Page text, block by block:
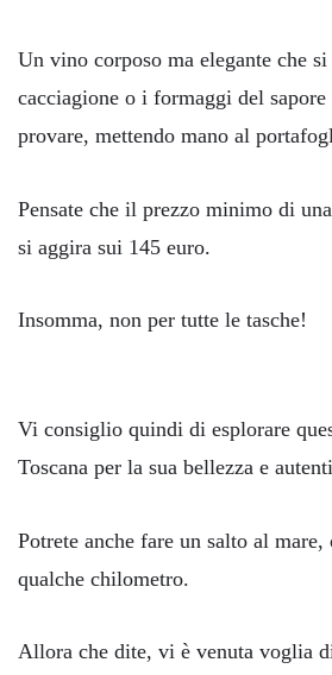
Un vino corposo ma elegante che si
cacciagione o i formaggi del
provare, mettendo mano al
Pensate che il prezzo minimo di
si aggira sui 145 euro.
Insomma, non per tutte le tasche!
Vi consiglio quindi di esplorare
Toscana per la sua bellezza e
Potrete anche fare un salto al mare,
qualche chilometro.
Allora che dite, vi è venuta voglia